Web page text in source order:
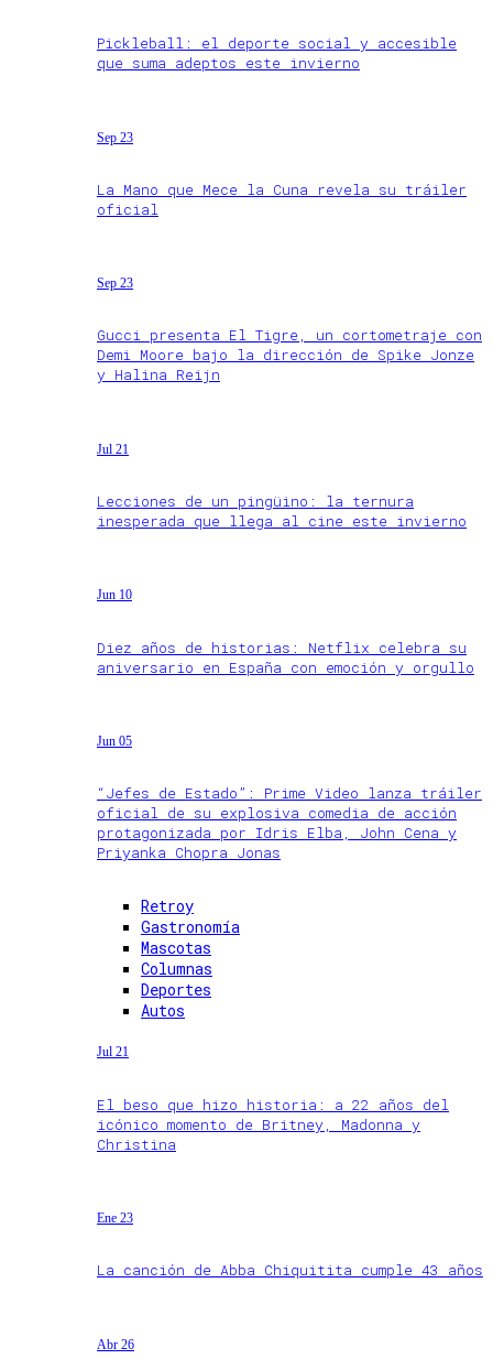
Pickleball: el deporte social y accesible
que suma adeptos este invierno
Sep 23
La Mano que Mece la Cuna revela su tráiler
oficial
Sep 23
Gucci presenta El Tigre, un cortometraje con
Demi Moore bajo la dirección de Spike Jonze
y Halina Reijn
Jul 21
Lecciones de un pingüino: la ternura
inesperada que llega al cine este invierno
Jun 10
Diez años de historias: Netflix celebra su
aniversario en España con emoción y orgullo
Jun 05
“Jefes de Estado”: Prime Video lanza tráiler
oficial de su explosiva comedia de acción
protagonizada por Idris Elba, John Cena y
Priyanka Chopra Jonas
Retroy
Gastronomía
Mascotas
Columnas
Deportes
Autos
Jul 21
El beso que hizo historia: a 22 años del
icónico momento de Britney, Madonna y
Christina
Ene 23
La canción de Abba Chiquitita cumple 43 años
Abr 26